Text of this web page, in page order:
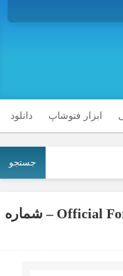
ابزار فتوشاپ دانلود
جستجو
دانلود مجموعه ست اداری Official Forums – شماره